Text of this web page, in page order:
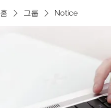
홈 그룹 Notice